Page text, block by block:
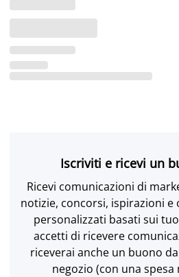
Iscriviti e ricevi un
Ricevi comunicazioni di
notizie, concorsi, ispirazioni
personalizzati basati sui
accetti di ricevere
riceverai anche un buono
negozio (con una spesa